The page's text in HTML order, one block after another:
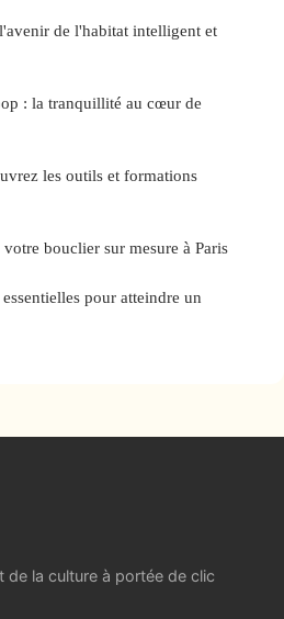
de l'habitat intelligent et
: la tranquillité au cœur de
les outils et formations
bouclier sur mesure à Paris
pour atteindre un
de la culture à portée de clic